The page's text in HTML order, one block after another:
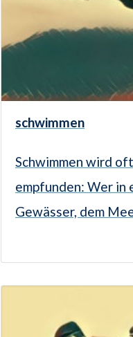
schwimmen
Schwimmen wird
empfunden: Wer in
Gewässer, dem